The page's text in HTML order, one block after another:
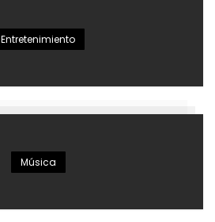
Entretenimiento
Música